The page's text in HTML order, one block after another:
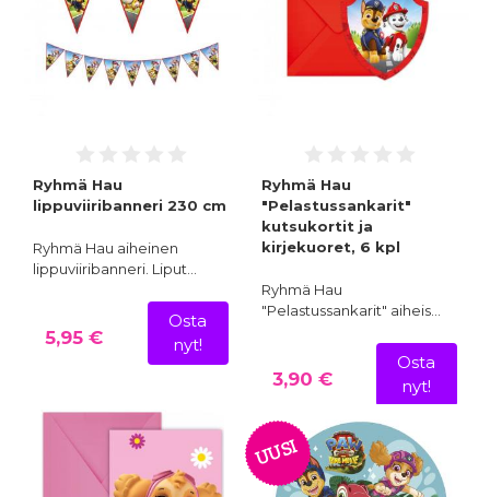
Ryhmä Hau
lippuviiribanneri 230 cm
Ryhmä Hau aiheinen
lippuviiribanneri. Liput…
5,95 €
Osta
nyt!
Ryhmä Hau
"Pelastussankarit"
kutsukortit ja
kirjekuoret, 6 kpl
Ryhmä Hau
"Pelastussankarit" aiheis…
3,90 €
Osta
nyt!
UUSI